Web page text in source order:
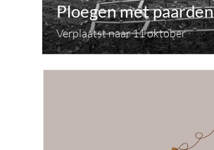
Ploegen met paarden
Verplaatst naar 11 oktober